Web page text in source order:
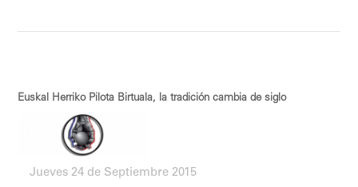
Euskal Herriko Pilota Birtuala, la tradición cambia de siglo
Jueves 24 de Septiembre 2015